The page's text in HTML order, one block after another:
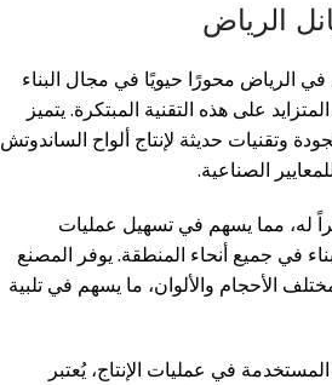
الرياض
الرياض محورًا حيويًا في مجال البناء
على هذه التقنية المبتكرة. يتميز
وتقنيات حديثة لإنتاج ألواح الساندوتش
الصناعية.
له، مما يسهم في تسهيل عمليات
في جميع أنحاء المنطقة. يوفر المصنع
الأحجام والألوان، ما يسهم في تلبية
في عمليات الإنتاج، يُعتبر